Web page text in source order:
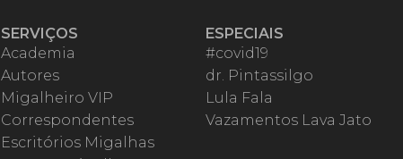
SERVIÇOS
Academia
Autores
Migalheiro VIP
Correspondentes
Escritórios Migalhas
ESPECIAIS
#covid19
dr. Pintassilgo
Lula Fala
Vazamentos Lava Jato